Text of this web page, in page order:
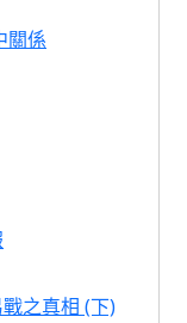
關係
之真相 (下)